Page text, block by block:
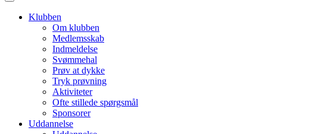
Klubben
Om klubben
Medlemsskab
Indmeldelse
Svømmehal
Prøv at dykke
Tryk prøvning
Aktiviteter
Ofte stillede spørgsmål
Sponsorer
Uddannelse